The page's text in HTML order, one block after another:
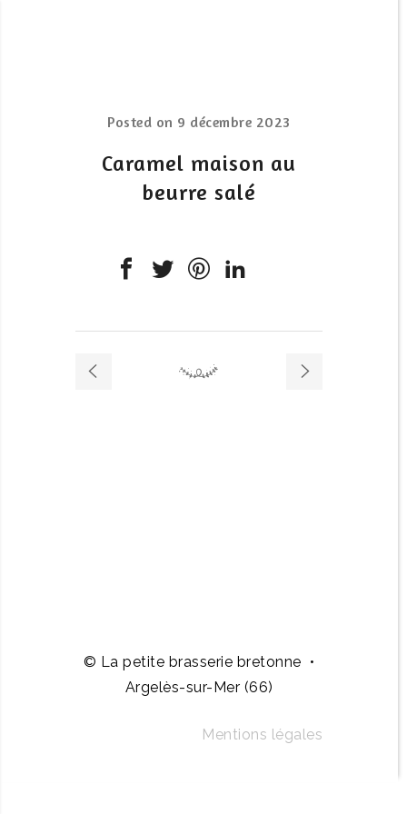
Posted on 9 décembre 2023
Caramel maison au
beurre salé
© La petite brasserie bretonne •
Argelès-sur-Mer (66)
Mentions légales